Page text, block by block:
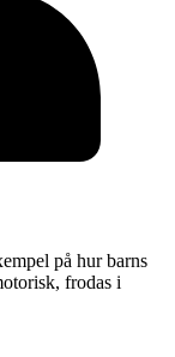
på hur barns
frodas i